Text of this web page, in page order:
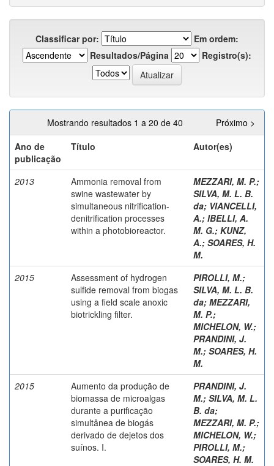
Classificar por:
Em ordem:
Resultados/Página
Registro(s):
Mostrando resultados 1 a 20 de 40
Próximo >
Ano de
publicação
Título Autor(es)
2013
Ammonia removal from
swine wastewater by
simultaneous nitrification-
denitrification processes
within a photobioreactor.
MEZZARI, M. P.;
SILVA, M. L. B.
da; VIANCELLI,
A.; IBELLI, A.
M. G.; KUNZ,
A.; SOARES, H.
M.
2015
Assessment of hydrogen
sulfide removal from biogas
using a field scale anoxic
biotrickling filter.
PIROLLI, M.;
SILVA, M. L. B.
da; MEZZARI,
M. P.;
MICHELON, W.;
PRANDINI, J.
M.; SOARES, H.
M.
2015
Aumento da produção de
biomassa de microalgas
durante a purificação
simultânea de biogás
derivado de dejetos dos
suínos. I.
PRANDINI, J.
M.; SILVA, M. L.
B. da;
MEZZARI, M. P.;
MICHELON, W.;
PIROLLI, M.;
SOARES, H. M.